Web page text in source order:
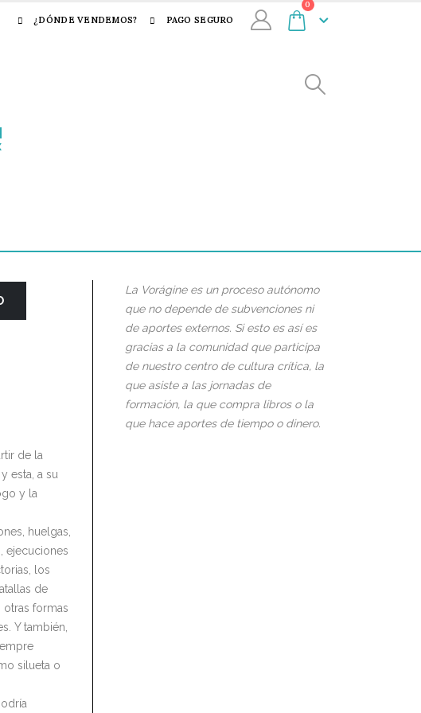
¿DÓNDE VENDEMOS? PAGO SEGURO
0
de la
esta, a su
y la
huelgas,
ejecuciones
los
de
otras formas
Y también,
silueta o
La Vorágine es un proceso autónomo
que no depende de subvenciones ni
de aportes externos. Si esto es así es
gracias a la comunidad que participa
de nuestro centro de cultura crítica, la
que asiste a las jornadas de
formación, la que compra libros o la
que hace aportes de tiempo o dinero.